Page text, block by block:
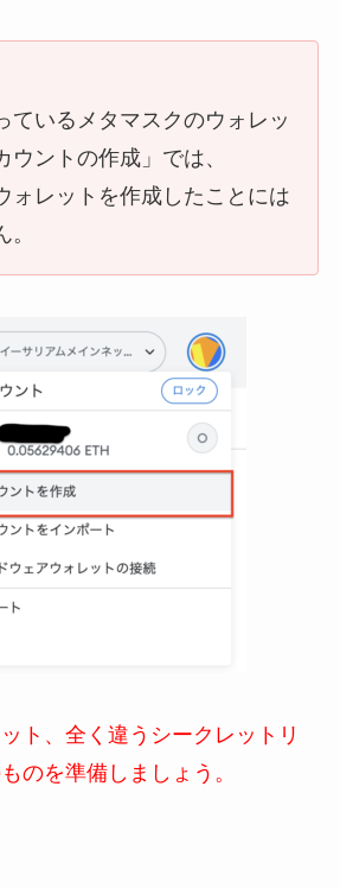
ているメタマスクのウォレッ
ウントの作成」では、
ォレットを作成したことには
ト、全く違うシークレットリ
のを準備しましょう。